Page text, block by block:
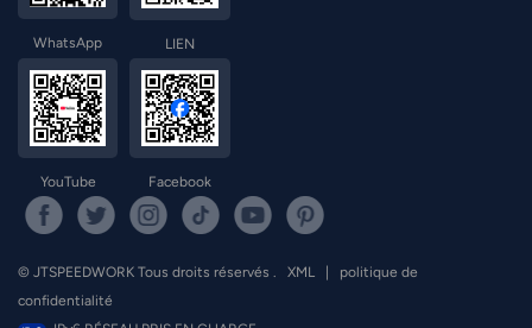
WhatsApp LIEN
YouTube Facebook
© JTSPEEDWORK Tous droits réservés . XML
politique de
confidentialité